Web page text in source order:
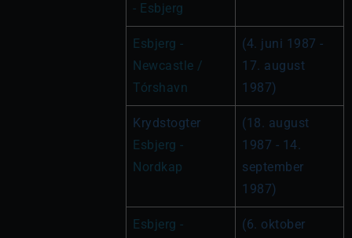
- Esbjerg
Esbjerg -
Newcastle /
Tórshavn
(4. juni 1987 -
17. august
1987)
Esbjerg -
Nordkap
(18. august
1987 - 14.
september
1987)
Esbjerg -
(6. oktober